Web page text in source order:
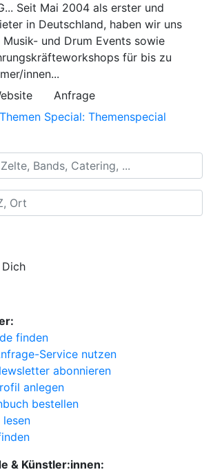
Seit Mai 2004 als erster und
in Deutschland, haben wir uns
und Drum Events sowie
für bis zu
innen...
Anfrage
Special: Themenspecial
Bands, Catering, ...
finden
Service nutzen
abonnieren
anlegen
bestellen
lesen
& Künstler:innen: